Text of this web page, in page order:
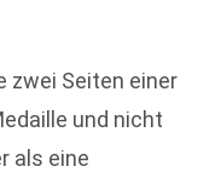
zwei Seiten einer
und nicht
als eine